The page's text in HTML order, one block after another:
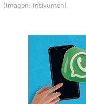
(Imagen: Insivumeh)